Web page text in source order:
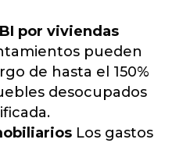
por viviendas
pueden
de hasta el 150%
desocupados
Los gastos